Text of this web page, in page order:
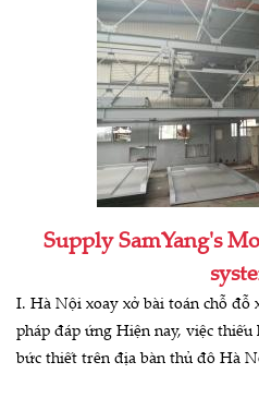
Supply SamYang's
I. Hà Nội xoay xở bài toán chỗ
pháp đáp ứng Hiện nay, việc
bức thiết trên địa bàn thủ đô Hà